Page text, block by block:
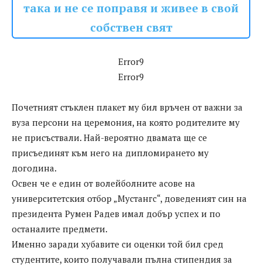
така и не се поправя и живее в свой
собствен свят
Error9
Error9
Почетният стъклен плакет му бил връчен от важни за
вуза персони на церемония, на която родителите му
не присъствали. Най-вероятно двамата ще се
присъединят към него на дипломирането му
догодина.
Освен че е един от волейболните асове на
университетския отбор „Мустангс“, доведеният син на
президента Румен Радев имал добър успех и по
останалите предмети.
Именно заради хубавите си оценки той бил сред
студентите, които получавали пълна стипендия за